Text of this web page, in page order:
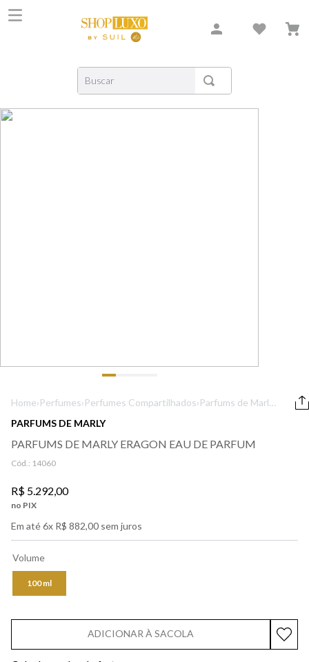
Buscar
Home›Perfumes›Perfumes Compartilhados›Parfums de Marly
PARFUMS DE MARLY
PARFUMS DE MARLY ERAGON EAU DE PARFUM
Cód.: 14060
R$ 5.292,00
no PIX
Em até6x R$ 882,00 sem juros
Volume
100 ml
ADICIONAR À SACOLA